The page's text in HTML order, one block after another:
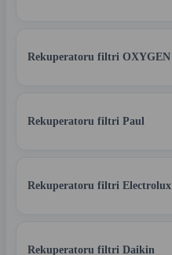
Rekuperatoru filtri OXYGEN
Rekuperatoru filtri Paul
Rekuperatoru filtri Electrolux
Rekuperatoru filtri Daikin